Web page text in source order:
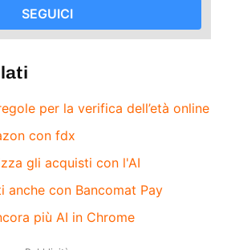
SEGUICI
per la verifica dell’età online
con fdx
gli acquisti con l'AI
anche con Bancomat Pay
più AI in Chrome